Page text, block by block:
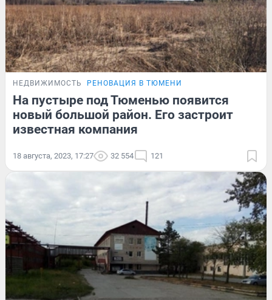
НЕДВИЖИМОСТЬ РЕНОВАЦИЯ В ТЮМЕНИ
На пустыре под Тюменью появится
новый большой район. Его застроит
известная компания
18 августа, 2023, 17:27 32 554 121